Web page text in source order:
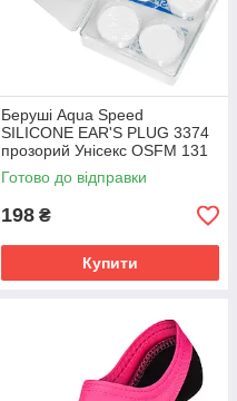
Беруші Aqua Speed ​​
SILICONE EAR'S PLUG 3374
прозорий Унісекс OSFM 131
Готово до відправки
198 ₴
Купити